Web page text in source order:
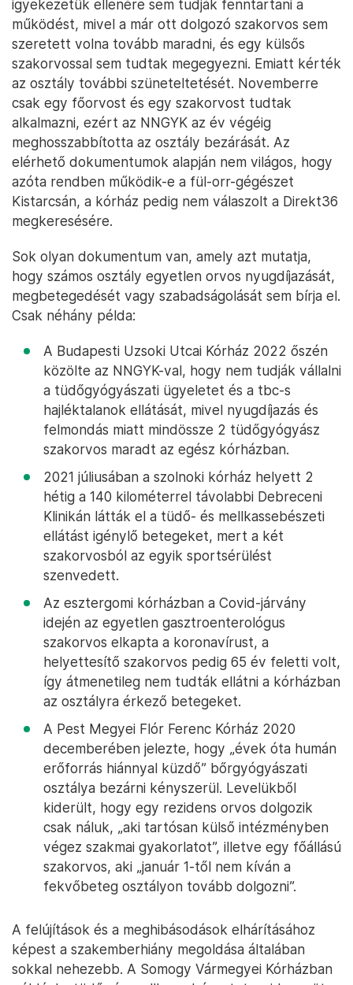
igyekezetük ellenére sem tudják fenntartani a
működést, mivel a már ott dolgozó szakorvos sem
szeretett volna tovább maradni, és egy külsős
szakorvossal sem tudtak megegyezni. Emiatt kérték
az osztály további szüneteltetését. Novemberre
csak egy főorvost és egy szakorvost tudtak
alkalmazni, ezért az NNGYK az év végéig
meghosszabbította az osztály bezárását. Az
elérhető dokumentumok alapján nem világos, hogy
azóta rendben működik-e a fül-orr-gégészet
Kistarcsán, a kórház pedig nem válaszolt a Direkt36
megkeresésére.
Sok olyan dokumentum van, amely azt mutatja,
hogy számos osztály egyetlen orvos nyugdíjazását,
megbetegedését vagy szabadságolását sem bírja el.
Csak néhány példa:
A Budapesti Uzsoki Utcai Kórház 2022 őszén
közölte az NNGYK-val, hogy nem tudják vállalni
a tüdőgyógyászati ügyeletet és a tbc-s
hajléktalanok ellátását, mivel nyugdíjazás és
felmondás miatt mindössze 2 tüdőgyógyász
szakorvos maradt az egész kórházban.
2021 júliusában a szolnoki kórház helyett 2
hétig a 140 kilométerrel távolabbi Debreceni
Klinikán látták el a tüdő- és mellkassebészeti
ellátást igénylő betegeket, mert a két
szakorvosból az egyik sportsérülést
szenvedett.
Az esztergomi kórházban a Covid-járvány
idején az egyetlen gasztroenterológus
szakorvos elkapta a koronavírust, a
helyettesítő szakorvos pedig 65 év feletti volt,
így átmenetileg nem tudták ellátni a kórházban
az osztályra érkező betegeket.
A Pest Megyei Flór Ferenc Kórház 2020
decemberében jelezte, hogy „évek óta humán
erőforrás hiánnyal küzdő” bőrgyógyászati
osztálya bezárni kényszerül. Levelükből
kiderült, hogy egy rezidens orvos dolgozik
csak náluk, „aki tartósan külső intézményben
végez szakmai gyakorlatot”, illetve egy főállású
szakorvos, aki „január 1-től nem kíván a
fekvőbeteg osztályon tovább dolgozni”.
A felújítások és a meghibásodások elhárításához
képest a szakemberhiány megoldása általában
sokkal nehezebb. A Somogy Vármegyei Kórházban